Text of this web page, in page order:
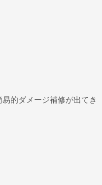
的ダメージ補修が出てき